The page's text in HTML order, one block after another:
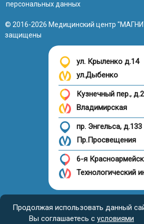
причины развития заболевания и
тканей руки. УЗДГ используют в
склероза;
тромбофлебита;
васкулита;
стеноза, окклюзии;
аневризмы;
новообразований;
варикоза;
травматических поражений
При подготовке к операции
для уточнения расположения и
патологического очага.
Продолжая использовать данный
Вы соглашаетесь с условиями
персональных данных
© 2016-2026 Медицинский центр
защищены
ул. Крыленко д.14
ул.Дыбенко
Кузнечный пер., д.2
Владимирская
пр. Энгельса, д.133
Пр.Просвещения
6-я
Технологический
Налоговый